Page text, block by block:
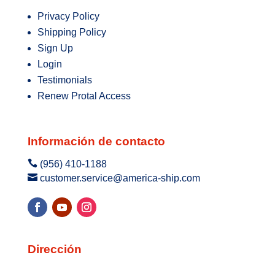
Privacy Policy
Shipping Policy
Sign Up
Login
Testimonials
Renew Protal Access
Información de contacto
 (956) 410-1188
 customer.service@america-ship.com
Dirección